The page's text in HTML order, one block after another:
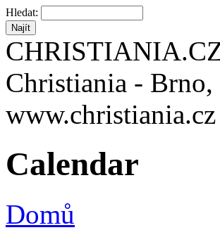
Hledat:
Christiania -
www.christiania.cz
Calendar
Domů